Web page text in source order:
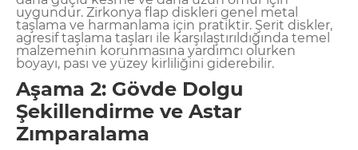
uygundur. Zirkonya flap diskleri genel metal
taşlama ve harmanlama için pratiktir. Şerit diskler,
agresif taşlama taşları ile karşılaştırıldığında temel
malzemenin korunmasına yardımcı olurken
boyayı, pası ve yüzey kirliliğini giderebilir.
Aşama 2: Gövde Dolgu
Şekillendirme ve Astar
Zımparalama